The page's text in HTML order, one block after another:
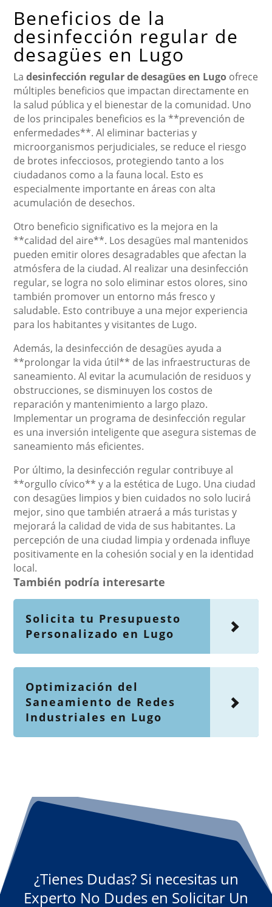
Beneficios de la
desinfección regular de
desagües en Lugo
Ladesinfección regular de desagües en Lugo ofrece
múltiples beneficios que impactan directamente en
la salud pública y el bienestar de la comunidad. Uno
de los principales beneficios es la **prevención de
enfermedades**. Al eliminar bacterias y
microorganismos perjudiciales, se reduce el riesgo
de brotes infecciosos, protegiendo tanto a los
ciudadanos como a la fauna local. Esto es
especialmente importante en áreas con alta
acumulación de desechos.
Otro beneficio significativo es la mejora en la
**calidad del aire**. Los desagües mal mantenidos
pueden emitir olores desagradables que afectan la
atmósfera de la ciudad. Al realizar una desinfección
regular, se logra no solo eliminar estos olores, sino
también promover un entorno más fresco y
saludable. Esto contribuye a una mejor experiencia
para los habitantes y visitantes de Lugo.
Además, la desinfección de desagües ayuda a
**prolongar la vida útil** de las infraestructuras de
saneamiento. Al evitar la acumulación de residuos y
obstrucciones, se disminuyen los costos de
reparación y mantenimiento a largo plazo.
Implementar un programa de desinfección regular
es una inversión inteligente que asegura sistemas de
saneamiento más eficientes.
Por último, la desinfección regular contribuye al
**orgullo cívico** y a la estética de Lugo. Una ciudad
con desagües limpios y bien cuidados no solo lucirá
mejor, sino que también atraerá a más turistas y
mejorará la calidad de vida de sus habitantes. La
percepción de una ciudad limpia y ordenada influye
positivamente en la cohesión social y en la identidad
local.
También podría interesarte
Solicita tu Presupuesto
Personalizado en Lugo
Optimización del
Saneamiento de Redes
Industriales en Lugo
¿Tienes Dudas? Si necesitas un
Experto No Dudes en Solicitar Un